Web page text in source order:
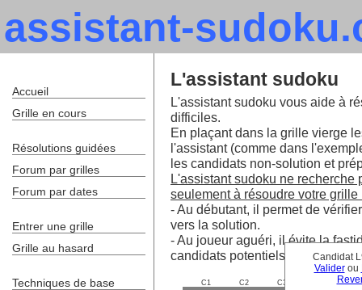
assistant-
Candidat
Validerou
L'assistant sudoku
L'assistant sudoku vous aide à
difficiles.
En plaçant dans la grille vierge
l'assistant (comme dans
les candidats non-solution et
L'assistant sudoku ne
seulement à résoudre votre grille
- Au débutant, il permet de
vers la solution.
- Au joueur aguéri, il évite la
candidats potentiels.
C1 C2 C3
Accueil
Grille en cours
Résolutions guidées
Forum par grilles
Forum par dates
Entrer une grille
Grille au hasard
Techniques de base